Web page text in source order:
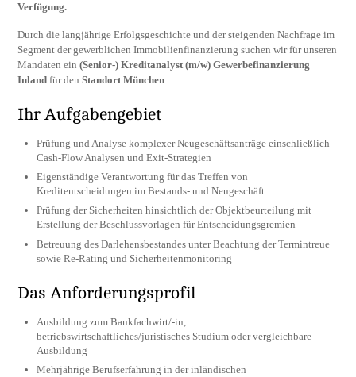
Verfügung.
Durch die langjährige Erfolgsgeschichte und der steigenden Nachfrage im
Segment der gewerblichen Immobilienfinanzierung suchen wir für unseren
Mandaten ein(Senior-) Kreditanalyst (m/w) Gewerbefinanzierung
Inlandfür denStandort München
Ihr Aufgabengebiet
Prüfung und Analyse komplexer Neugeschäftsanträge einschließlich
Cash-Flow Analysen und Exit-Strategien
Eigenständige Verantwortung für das Treffen von
Kreditentscheidungen im Bestands- und Neugeschäft
Prüfung der Sicherheiten hinsichtlich der Objektbeurteilung mit
Erstellung der Beschlussvorlagen für Entscheidungsgremien
Betreuung des Darlehensbestandes unter Beachtung der Termintreue
sowie Re-Rating und Sicherheitenmonitoring
Das Anforderungsprofil
Ausbildung zum Bankfachwirt/-in,
betriebswirtschaftliches/juristisches Studium oder vergleichbare
Ausbildung
Mehrjährige Berufserfahrung in der inländischen